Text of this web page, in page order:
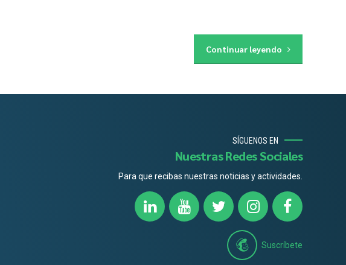
Continuar leyendo
SÍGUENOS EN
Nuestras Redes Sociales
Para que recibas nuestras noticias y actividades.
Suscríbete